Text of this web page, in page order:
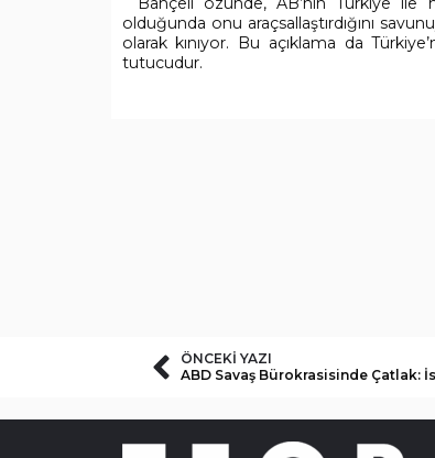
olduğunda onu araçsallaştırdığını
olarak kınıyor. Bu açıklama da
tutucudur.
ÖNCEKI YAZI
ABD Savaş Bürokrasisinde Çatlak: